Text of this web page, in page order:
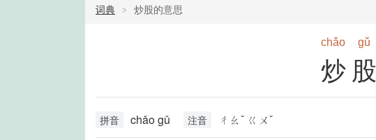
词典 炒股的意思
chǎo gǔ
炒股
拼音 chǎo gǔ 注音 ㄔㄠˇ ㄍㄨˇ